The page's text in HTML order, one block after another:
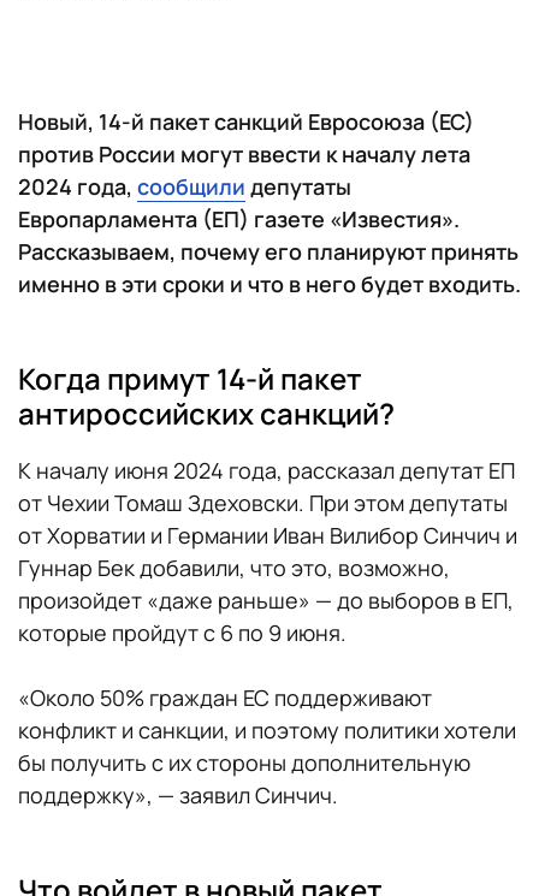
Новый, 14-й пакет санкций Евросоюза (ЕС)
против России могут ввести к началу лета
2024 года, сообщили депутаты
Европарламента (ЕП) газете «Известия».
Рассказываем, почему его планируют принять
именно в эти сроки и что в него будет входить.
Когда примут 14-й пакет
антироссийских санкций?
К началу июня 2024 года, рассказал депутат ЕП
от Чехии Томаш Здеховски. При этом депутаты
от Хорватии и Германии Иван Вилибор Синчич и
Гуннар Бек добавили, что это, возможно,
произойдет «даже раньше» — до выборов в ЕП,
которые пройдут с 6 по 9 июня.
«Около 50% граждан ЕС поддерживают
конфликт и санкции, и поэтому политики хотели
бы получить с их стороны дополнительную
поддержку», — заявил Синчич.